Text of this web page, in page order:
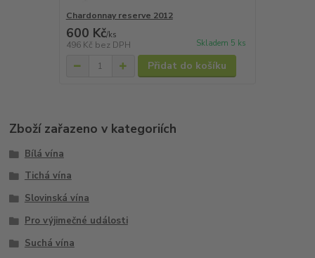
Chardonnay reserve 2012
600 Kč/ks
496 Kč bez DPH Skladem 5 ks
Přidat do košíku
Zboží zařazeno v kategoriích
Bílá vína
Tichá vína
Slovinská vína
Pro výjimečné události
Suchá vína